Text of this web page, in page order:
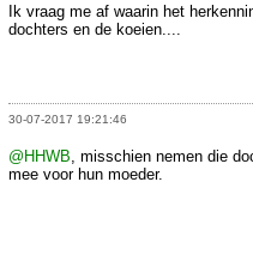
Ik vraag me af waarin het
dochters en de koeien....
30-07-2017 19:21:46
@HHWB , misschien nemen die
mee voor hun moeder.